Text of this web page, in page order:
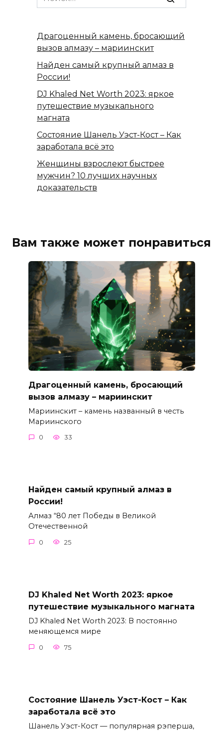
for:
Драгоценный камень, бросающий
вызов алмазу – мариинскит
Найден самый крупный алмаз в
России!
DJ Khaled Net Worth 2023: яркое
путешествие музыкального
магната
Состояние Шанель Уэст-Кост – Как
заработала всё это
Женщины взрослеют быстрее
мужчин? 10 лучших научных
доказательств
Вам также может понравиться
Драгоценный камень, бросающий
вызов алмазу – мариинскит
Мариинскит – камень названный в честь
Мариинского
0 33
Найден самый крупный алмаз в
России!
Алмаз “80 лет Победы в Великой
Отечественной
0 25
DJ Khaled Net Worth 2023: яркое
путешествие музыкального магната
DJ Khaled Net Worth 2023: В постоянно
меняющемся мире
0 75
Состояние Шанель Уэст-Кост – Как
заработала всё это
Шанель Уэст-Кост — популярная рэперша,